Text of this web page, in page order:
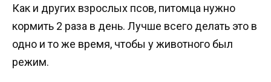
Как и других взрослых псов, питомца нужно
кормить 2 раза в день. Лучше всего делать это в
одно и то же время, чтобы у животного был
режим.